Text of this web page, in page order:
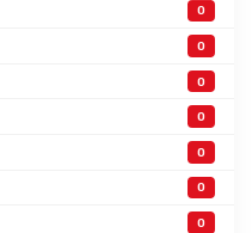
0
0
0
0
0
0
0